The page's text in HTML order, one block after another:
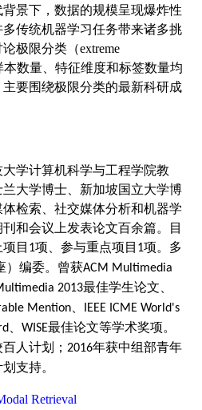
景下，数据的规模呈现爆炸性
传统机器学习任务带来诸多挑
极限分类（extreme
本数量、特征维度和标签数量均
要围绕极限分类的最新科研成
大学计算机科学与工程学院教
大学博士、新加坡国立大学博
检索、社交媒体分析和机器学
和会议上发表论文百余篇。目
目 1项、参与重点项目 1项。多
）编委。曾获ACM Multimedia
2013最佳学生论文、
Mention
IEEE ICME World's
WISE最佳论文等学术奖项。
人计划； 2016年获中组部青年
支持。
Retrieval